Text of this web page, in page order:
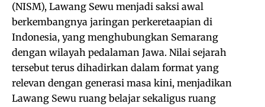
(NISM), Lawang Sewu menjadi saksi awal
berkembangnya jaringan perkeretaapian di
Indonesia, yang menghubungkan Semarang
dengan wilayah pedalaman Jawa. Nilai sejarah
tersebut terus dihadirkan dalam format yang
relevan dengan generasi masa kini, menjadikan
Lawang Sewu ruang belajar sekaligus ruang